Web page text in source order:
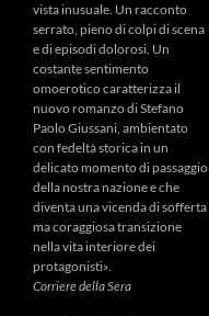
vista inusuale. Un racconto
serrato, pieno di colpi di scena
e di episodi dolorosi. Un
costante sentimento
omoerotico caratterizza il
nuovo romanzo di Stefano
Paolo Giussani, ambientato
con fedeltà storica in un
delicato momento di passaggio
della nostra nazione e che
diventa una vicenda di sofferta
ma coraggiosa transizione
nella vita interiore dei
protagonisti».
Corriere della Sera